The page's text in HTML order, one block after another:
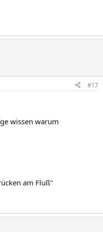
#17
wissen warum
am Fluß"